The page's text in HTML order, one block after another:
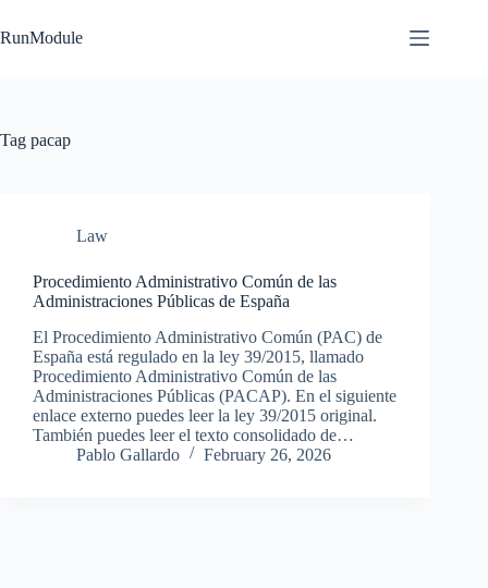
to
content
RunModule
Tag pacap
Law
Procedimiento Administrativo Común de las
Administraciones Públicas de España
El Procedimiento Administrativo Común (PAC) de
España está regulado en la ley 39/2015, llamado
Procedimiento Administrativo Común de las
Administraciones Públicas (PACAP). En el siguiente
enlace externo puedes leer la ley 39/2015 original.
También puedes leer el texto consolidado de…
Pablo Gallardo
February 26, 2026